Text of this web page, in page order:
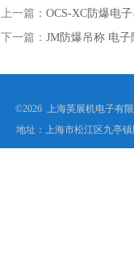
上一篇： OCS-XC防爆电
下一篇： JM防爆吊称 电
©2026 上海英展机电子有
地址：上海市松江区九亭镇